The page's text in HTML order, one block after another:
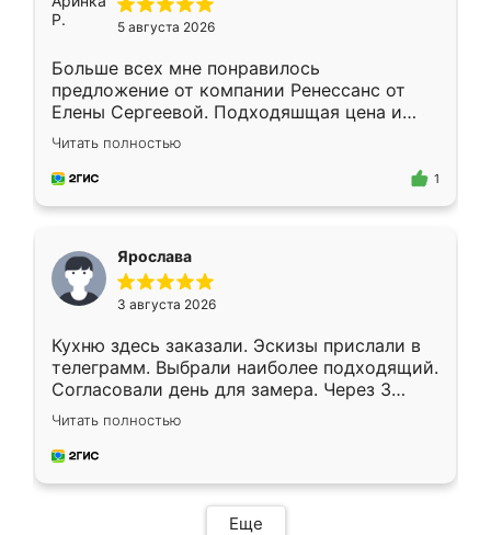
5 августа 2026
Больше всех мне понравилось
предложение от компании Ренессанс от
Елены Сергеевой. Подходяшщая цена и
короткие сроки изготовления. Приехавший
для замера сотрудник Владислав
предложил по моему эскизу самый
Читать полностью
1
Ярослава
3 августа 2026
Кухню здесь заказали. Эскизы прислали в
телеграмм. Выбрали наиболее подходящий.
Согласовали день для замера. Через 3
недели кухня была уже готова. Остались
довольны работой. Спасибо Ренессанс
мебель за качественную работу!
Читать полностью
Еще